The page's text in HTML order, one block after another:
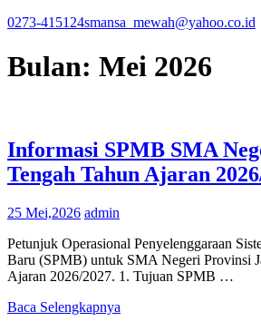
0273-415124smansa_mewah@yahoo.co.id
Bulan: Mei 2026
Informasi SPMB SMA
Tengah Tahun Ajaran
25 Mei,2026 admin
Petunjuk Operasional Penyelenggaraan
Baru (SPMB) untuk SMA Negeri Provinsi
Ajaran 2026/2027. 1. Tujuan SPMB …
Baca Selengkapnya